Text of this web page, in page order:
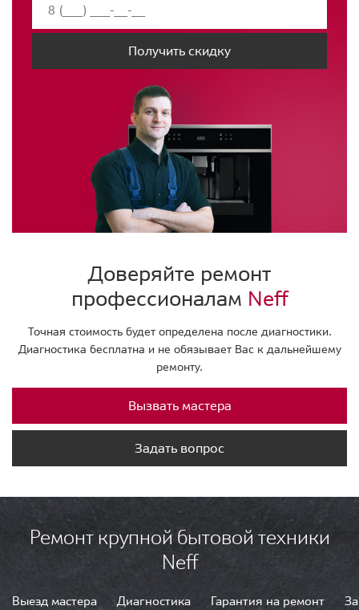
Получить скидку
Доверяйте ремонт
профессионалам Neff
Точная стоимость будет определена после диагностики.
Диагностика бесплатна и не обязывает Вас к дальнейшему
ремонту.
Вызвать мастера
Задать вопрос
Ремонт крупной бытовой техники
Neff
Выезд мастера Диагностика Гарантия на ремонт